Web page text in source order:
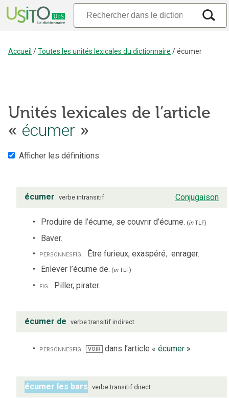
Accueil /Toutes les unités lexicales du dictionnaire /écumer
Unités lexicales de l’article
« écumer »
Afficher les définitions
écumer verbe intransitif Conjugaison
Produire de l’écume, se couvrir d’écume. (inTLF)
Baver.
personnesfig. Être furieux, exaspéré; enrager.
Enlever l’écume de. (inTLF)
fig. Piller, pirater.
écumer de verbe transitif indirect
personnesfig. VOIR dans l’article « écumer»
écumer les bars verbe transitif direct